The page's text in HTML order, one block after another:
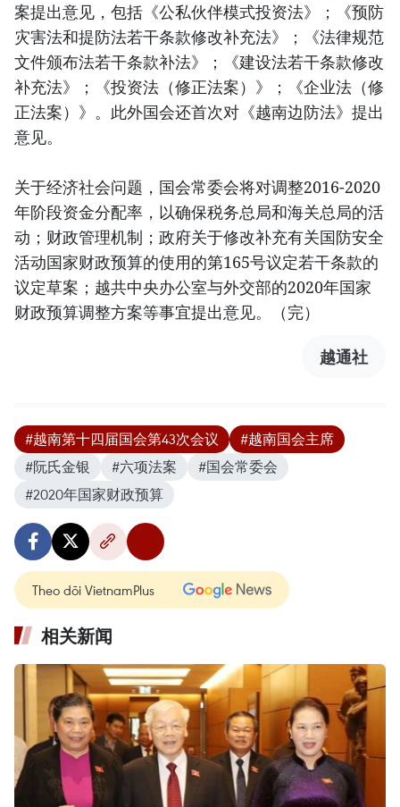
案提出意见，包括《公私伙伴模式投资法》；《预防
灾害法和提防法若干条款修改补充法》；《法律规范
文件颁布法若干条款补法》；《建设法若干条款修改
补充法》；《投资法（修正法案）》；《企业法（修
正法案）》。此外国会还首次对《越南边防法》提出
意见。
关于经济社会问题，国会常委会将对调整2016-2020
年阶段资金分配率，以确保税务总局和海关总局的活
动；财政管理机制；政府关于修改补充有关国防安全
活动国家财政预算的使用的第165号议定若干条款的
议定草案；越共中央办公室与外交部的2020年国家
财政预算调整方案等事宜提出意见。（完）
越通社
#越南第十四届国会第43次会议
#越南国会主席
#阮氏金银
#六项法案
#国会常委会
#2020年国家财政预算
Theo dõi VietnamPlus
相关新闻